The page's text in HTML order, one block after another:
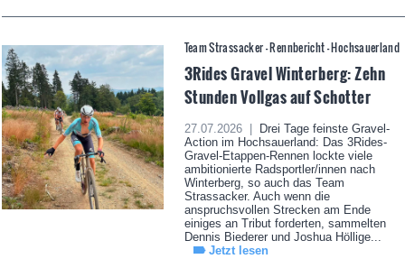
Team Strassacker - Rennbericht - Hochsauerland
3Rides Gravel Winterberg: Zehn
Stunden Vollgas auf Schotter
27.07.2026 |
Drei Tage feinste Gravel-
Action im Hochsauerland: Das 3Rides-
Gravel-Etappen-Rennen lockte viele
ambitionierte Radsportler/innen nach
Winterberg, so auch das Team
Strassacker. Auch wenn die
anspruchsvollen Strecken am Ende
einiges an Tribut forderten, sammelten
Dennis Biederer und Joshua Höllige...
Jetzt lesen